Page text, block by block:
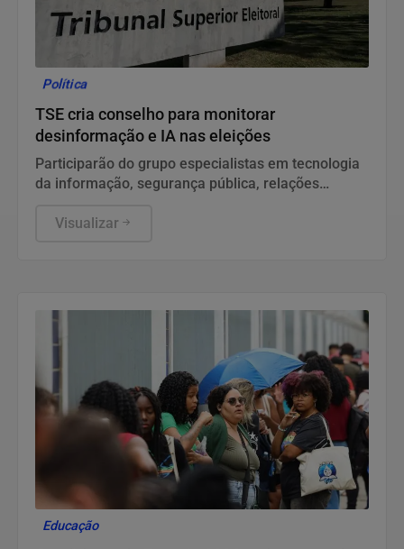
Política
TSE cria conselho para monitorar
desinformação e IA nas eleições
Participarão do grupo especialistas em tecnologia
da informação, segurança pública, relações
não foram escolhidos pelo TSE.
Visualizar
Educação